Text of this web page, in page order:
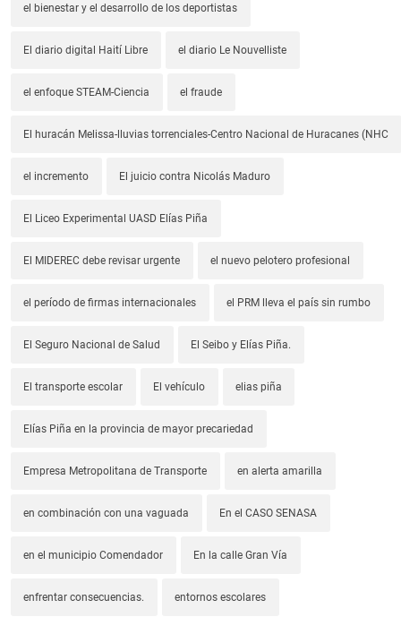
el bienestar y el desarrollo de los deportistas
El diario digital Haití Libre el diario Le Nouvelliste
el enfoque STEAM-Ciencia el fraude
El huracán Melissa-lluvias torrenciales-Centro Nacional de Huracanes (NHC
el incremento El juicio contra Nicolás Maduro
El Liceo Experimental UASD Elías Piña
El MIDEREC debe revisar urgente el nuevo pelotero profesional
el período de firmas internacionales el PRM lleva el país sin rumbo
El Seguro Nacional de Salud El Seibo y Elías Piña.
El transporte escolar El vehículo elias piña
Elías Piña en la provincia de mayor precariedad
Empresa Metropolitana de Transporte en alerta amarilla
en combinación con una vaguada En el CASO SENASA
en el municipio Comendador En la calle Gran Vía
enfrentar consecuencias. entornos escolares